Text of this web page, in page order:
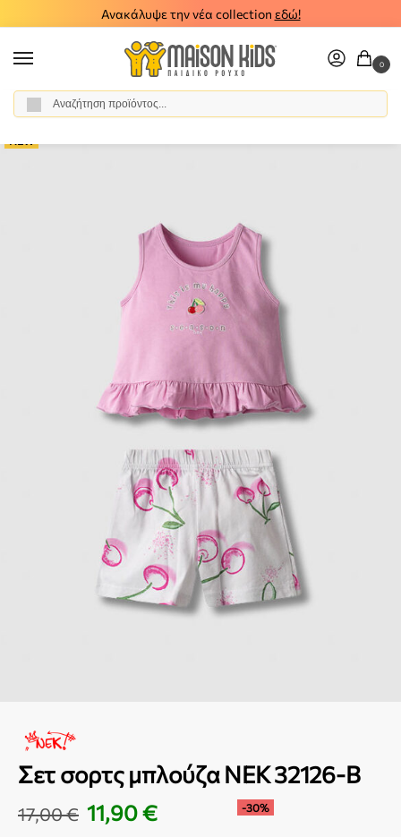
Ανακάλυψε την νέα collection εδώ!
0
Αρχική σελίδα / Κορίτσι / Ρούχα
Σετ σορτς μπλούζα NEK 32126-B
17,00€ 11,90€ -30%